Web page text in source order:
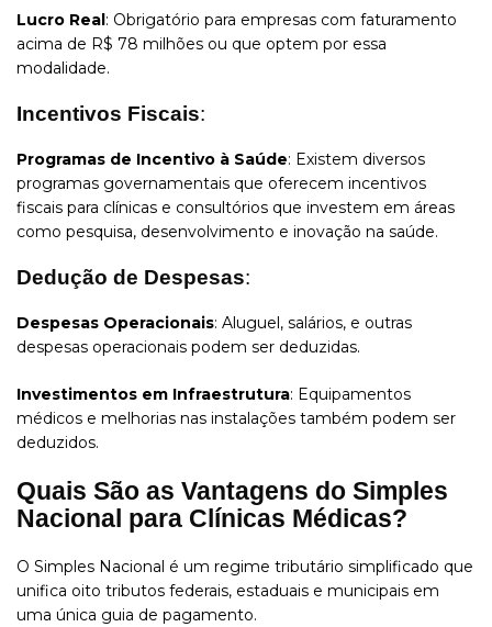
Lucro Real: Obrigatório para empresas com faturamento
acima de R$ 78 milhões ou que optem por essa
modalidade.
Incentivos Fiscais:
Programas de Incentivo à Saúde: Existem diversos
programas governamentais que oferecem incentivos
fiscais para clínicas e consultórios que investem em áreas
como pesquisa, desenvolvimento e inovação na saúde.
Dedução de Despesas:
Despesas Operacionais: Aluguel, salários, e outras
despesas operacionais podem ser deduzidas.
Investimentos em Infraestrutura: Equipamentos
médicos e melhorias nas instalações também podem ser
deduzidos.
Quais São as Vantagens do Simples
Nacional para Clínicas Médicas?
O Simples Nacional é um regime tributário simplificado que
unifica oito tributos federais, estaduais e municipais em
uma única guia de pagamento.